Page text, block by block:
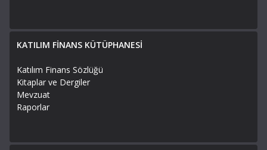
KATILIM FİNANS KÜTÜPHANESİ
Katılım Finans Sözlüğü
Kitaplar ve Dergiler
Mevzuat
Raporlar